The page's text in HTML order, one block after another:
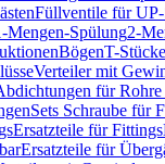
Füllventile für UP-
Mengen-Spülung2-
BögenT-Stücke
Verteiler mit
für
Sets Schraube für
Ersatzteile für Fittings
Ersatzteile für